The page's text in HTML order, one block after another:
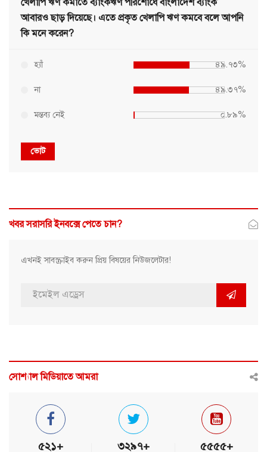
আবারও ছাড় দিয়েছে। এতে প্রকৃত খেলাপি ঋণ কমবে বলে আপনি
কি মনে করেন?
হ্যাঁ ৪৯.৭৩%
না ৪৯.৩৭%
মন্তব্য নেই ০.৮৯%
ভোট
খবর সরাসরি ইনবক্সে পেতে চান?
এখনই সাবস্ক্রাইব করুন প্রিয় বিষয়ের নিউজলেটার!
সোশ্যাল মিডিয়াতে আমরা
৫২১+ ৩২৯৭+ ৫৫৫৫+